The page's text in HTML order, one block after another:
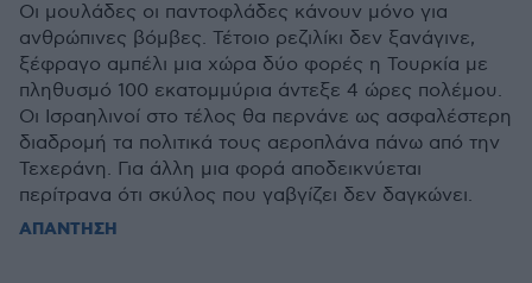
Οι μουλάδες οι παντοφλάδες κάνουν μόνο για
ανθρώπινες βόμβες. Τέτοιο ρεζιλίκι δεν ξανάγινε,
ξέφραγο αμπέλι μια χώρα δύο φορές η Τουρκία με
πληθυσμό 100 εκατομμύρια άντεξε 4 ώρες πολέμου.
Οι Ισραηλινοί στο τέλος θα περνάνε ως ασφαλέστερη
διαδρομή τα πολιτικά τους αεροπλάνα πάνω από την
Τεχεράνη. Για άλλη μια φορά αποδεικνύεται
περίτρανα ότι σκύλος που γαβγίζει δεν δαγκώνει.
ΑΠΑΝΤΗΣΗ